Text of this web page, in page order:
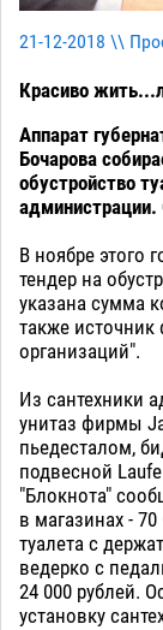
21-12-2018 \\
Красиво
Аппарат
Бочарова
обустройство
В ноябре этого
тендер на
указана сумма
также
организаций".
Из сантехники
унитаз фирмы
пьедесталом,
подвесной
"Блокнота"
в магазинах -
туалета с
ведерко с
24 000 рублей.
установку